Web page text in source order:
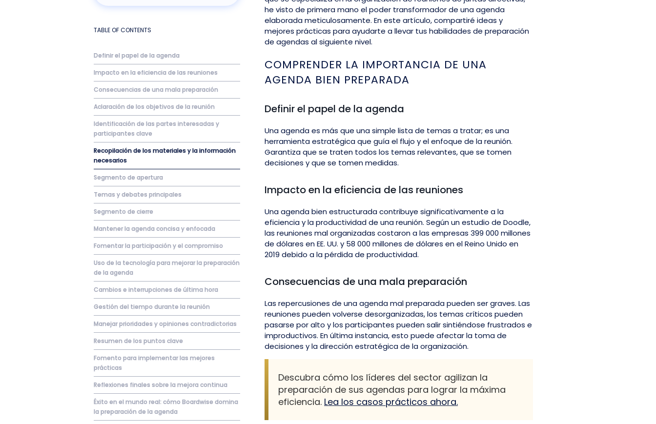
TABLE OF CONTENTS
Definir el papel de la agenda
Impacto en la eficiencia de las reuniones
Consecuencias de una mala preparación
Aclaración de los objetivos de la reunión
Identificación de las partes interesadas y
participantes clave
Recopilación de los materiales y la información
necesarios
Segmento de apertura
Temas y debates principales
Segmento de cierre
Mantener la agenda concisa y enfocada
Fomentar la participación y el compromiso
Uso de la tecnología para mejorar la preparación
de la agenda
Cambios e interrupciones de última hora
Gestión del tiempo durante la reunión
Manejar prioridades y opiniones contradictorias
Resumen de los puntos clave
Fomento para implementar las mejores
prácticas
Reflexiones finales sobre la mejora continua
Éxito en el mundo real: cómo Boardwise domina
la preparación de la agenda
he visto de primera mano el poder transformador de una agenda
elaborada meticulosamente. En este artículo, compartiré ideas y
mejores prácticas para ayudarte a llevar tus habilidades de preparación
de agendas al siguiente nivel.
COMPRENDER LA IMPORTANCIA DE UNA
AGENDA BIEN PREPARADA
Definir el papel de la agenda
Una agenda es más que una simple lista de temas a tratar; es una
herramienta estratégica que guía el flujo y el enfoque de la reunión.
Garantiza que se traten todos los temas relevantes, que se tomen
decisiones y que se tomen medidas.
Impacto en la eficiencia de las reuniones
Una agenda bien estructurada contribuye significativamente a la
eficiencia y la productividad de una reunión. Según un estudio de Doodle,
las reuniones mal organizadas costaron a las empresas 399 000 millones
de dólares en EE. UU. y 58 000 millones de dólares en el Reino Unido en
2019 debido a la pérdida de productividad.
Consecuencias de una mala preparación
Las repercusiones de una agenda mal preparada pueden ser graves. Las
reuniones pueden volverse desorganizadas, los temas críticos pueden
pasarse por alto y los participantes pueden salir sintiéndose frustrados e
improductivos. En última instancia, esto puede afectar la toma de
decisiones y la dirección estratégica de la organización.
Descubra cómo los líderes del sector agilizan la
preparación de sus agendas para lograr la máxima
eficiencia. Lea los casos prácticos ahora.